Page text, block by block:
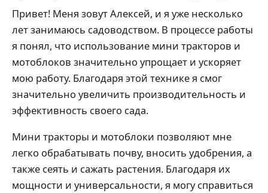
Привет! Меня зовут Алексей, и я уже несколько
лет занимаюсь садоводством. В процессе работы
я понял, что использование мини тракторов и
мотоблоков значительно упрощает и ускоряет
мою работу. Благодаря этой технике я смог
значительно увеличить производительность и
эффективность своего сада.
Мини тракторы и мотоблоки позволяют мне
легко обрабатывать почву, вносить удобрения, а
также сеять и сажать растения. Благодаря их
мощности и универсальности, я могу справиться